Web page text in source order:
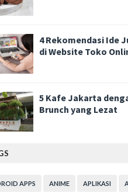
4 Rekomendasi Ide
di Website Toko
5 Kafe Jakarta
Brunch yang Lezat
APPS ANIME APLIKASI